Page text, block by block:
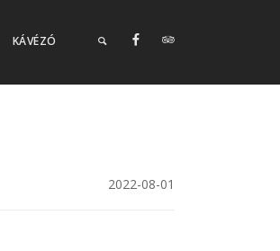
KÁVÉZÓ
2022-08-01